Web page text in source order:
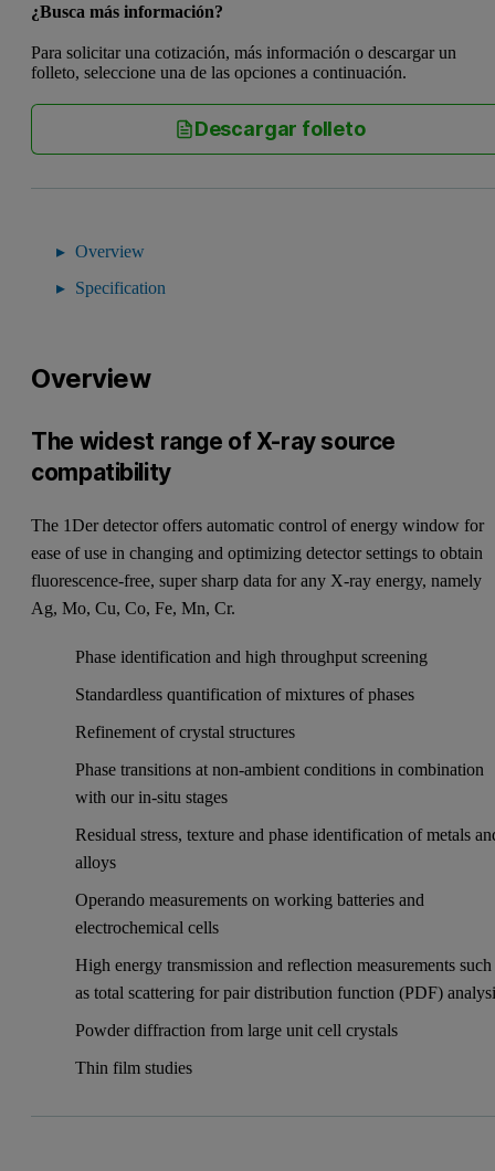
¿Busca más información?
Para solicitar una cotización, más información o descargar un
folleto, seleccione una de las opciones a continuación.
Descargar folleto
Overview
Specification
Overview
The widest range of X-ray source
compatibility
The 1Der detector offers automatic control of energy window for
ease of use in changing and optimizing detector settings to obtain
fluorescence-free, super sharp data for any X-ray energy, namely
Ag, Mo, Cu, Co, Fe, Mn, Cr.
Phase identification and high throughput screening
Standardless quantification of mixtures of phases
Refinement of crystal structures
Phase transitions at non-ambient conditions in combination
with our in-situ stages
Residual stress, texture and phase identification of metals
alloys
Operando measurements on working batteries and
electrochemical cells
High energy transmission and reflection measurements such
as total scattering for pair distribution function (PDF)
Powder diffraction from large unit cell crystals
Thin film studies